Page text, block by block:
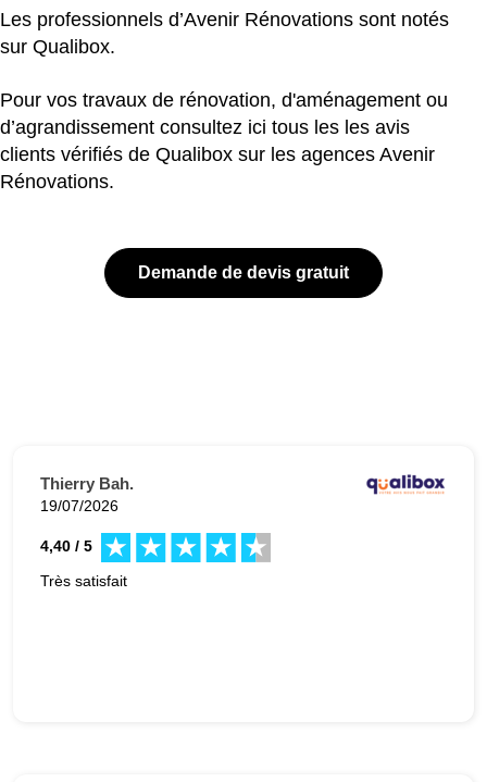
Les professionnels d’Avenir Rénovations sont notés
sur Qualibox.
Pour vos travaux de rénovation, d'aménagement ou
d’agrandissement consultez ici tous les les avis
clients vérifiés de Qualibox sur les agences Avenir
Rénovations.
Demande de devis gratuit
Thierry Bah.
19/07/2026
4,40 / 5
Très satisfait